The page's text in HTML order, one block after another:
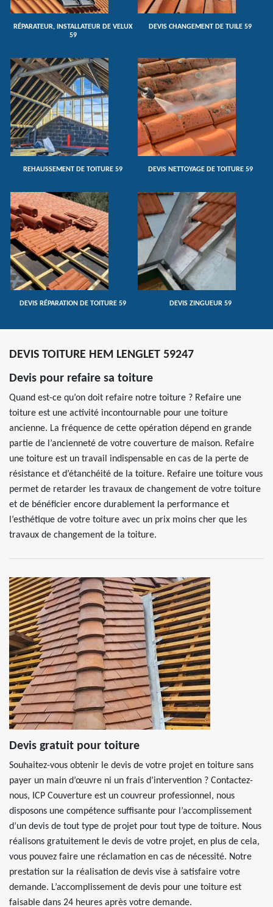
RÉPARATEUR, INSTALLATEUR DE VELUX
59
DEVIS CHANGEMENT DE TUILE 59
REHAUSSEMENT DE TOITURE 59 DEVIS NETTOYAGE DE TOITURE 59
DEVIS RÉPARATION DE TOITURE 59 DEVIS ZINGUEUR 59
DEVIS TOITURE HEM LENGLET 59247
Devis pour refaire sa toiture
Quand est-ce qu’on doit refaire notre toiture ? Refaire une
toiture est une activité incontournable pour une toiture
ancienne. La fréquence de cette opération dépend en grande
partie de l’ancienneté de votre couverture de maison. Refaire
une toiture est un travail indispensable en cas de la perte de
résistance et d’étanchéité de la toiture. Refaire une toiture vous
permet de retarder les travaux de changement de votre toiture
et de bénéficier encore durablement la performance et
l’esthétique de votre toiture avec un prix moins cher que les
travaux de changement de la toiture.
Devis gratuit pour toiture
Souhaitez-vous obtenir le devis de votre projet en toiture sans
payer un main d’œuvre ni un frais d’intervention ? Contactez-
nous, ICP Couverture est un couvreur professionnel, nous
disposons une compétence suffisante pour l’accomplissement
d’un devis de tout type de projet pour tout type de toiture. Nous
réalisons gratuitement le devis de votre projet, en plus de cela,
vous pouvez faire une réclamation en cas de nécessité. Notre
prestation sur la réalisation de devis vise à satisfaire votre
demande. L’accomplissement de devis pour une toiture est
faisable dans 24 heures après votre demande.